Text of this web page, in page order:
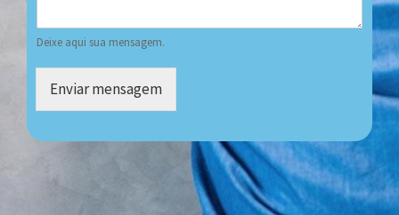
Deixe aqui sua mensagem.
Enviar mensagem